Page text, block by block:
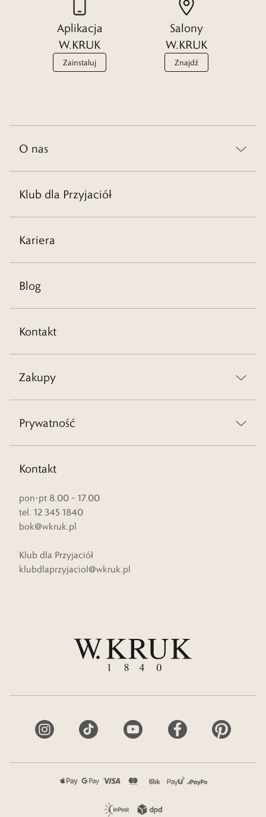
Aplikacja
W.KRUK
Zainstaluj
Salony
W.KRUK
Znajdź
O nas
Klub dla Przyjaciół
Kariera
Blog
Kontakt
Zakupy
Prywatność
Kontakt
pon-pt 8.00 – 17.00
tel. 12 345 1840
bok@wkruk.pl
Klub dla Przyjaciół
klubdlaprzyjaciol@wkruk.pl